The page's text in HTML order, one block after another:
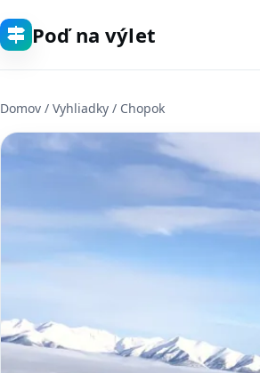
Poď na výlet
Domov / Vyhliadky / Chopok